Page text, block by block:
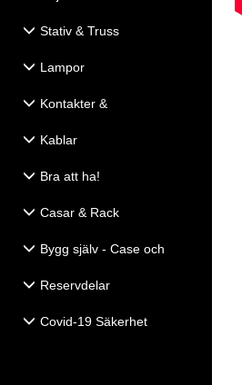
Stativ & Truss
Lampor
Kontakter &
Kablar
Bra att ha!
Casar & Rack
Bygg själv - Case och
Reservdelar
Covid-19 Säkerhet